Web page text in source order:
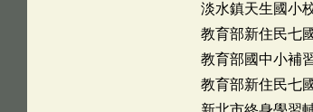
淡水鎮天生國小
教育部新住民七
教育部國中小補
教育部新住民七